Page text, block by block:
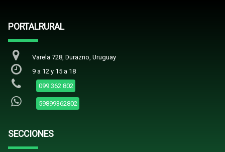
PORTALRURAL
Varela 728, Durazno, Uruguay
9 a 12 y 15 a 18
099 362 802
59899362802
SECCIONES